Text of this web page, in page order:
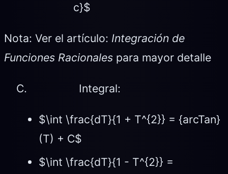
c}$
Nota: Ver el artículo: Integración de
Funciones Racionales para mayor detalle
C. Integral:
$\int \frac{dT}{1 + T^{2}} = {arcTan}
(T) + C$
$\int \frac{dT}{1 - T^{2}} =